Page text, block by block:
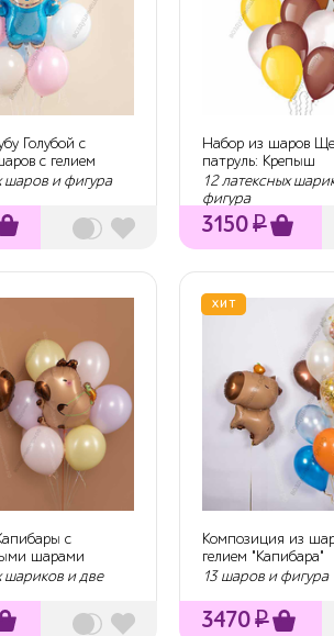
Голубой с
с гелием
шаров и фигура
Набор из шаров
патруль: Крепыш
12 латексных
фигура
3150₽
с
шарами
шариков и две
ХИТ
Композиция из
гелием "Капибара"
13 шаров и фигура
3470₽